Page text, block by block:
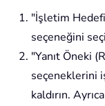
"İşletim
seçeneğini
"Yanıt Öneki
seçeneklerini
kaldırın.